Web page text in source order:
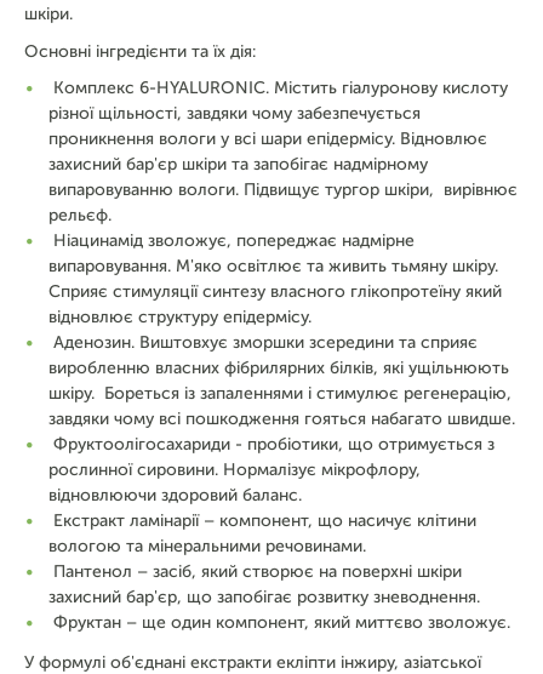
шкіри.
Основні інгредієнти та їх дія:
Комплекс 6-HYALURONIC. Містить гіалуронову кислоту
різної щільності, завдяки чому забезпечується
проникнення вологи у всі шари епідермісу. Відновлює
захисний бар'єр шкіри та запобігає надмірному
випаровуванню вологи. Підвищує тургор шкіри, вирівнює
рельєф.
Ніацинамід зволожує, попереджає надмірне
випаровування. М'яко освітлює та живить тьмяну шкіру.
Сприяє стимуляції синтезу власного глікопротеїну який
відновлює структуру епідермісу.
Аденозин. Виштовхує зморшки зсередини та сприяє
виробленню власних фібрилярних білків, які ущільнюють
шкіру. Бореться із запаленнями і стимулює регенерацію,
завдяки чому всі пошкодження гояться набагато швидше.
Фруктоолігосахариди - пробіотики, що отримується з
рослинної сировини. Нормалізує мікрофлору,
відновлюючи здоровий баланс.
Екстракт ламінарії – компонент, що насичує клітини
вологою та мінеральними речовинами.
Пантенол – засіб, який створює на поверхні шкіри
захисний бар'єр, що запобігає розвитку зневоднення.
Фруктан – ще один компонент, який миттєво зволожує.
У формулі об'єднані екстракти екліпти інжиру, азіатської